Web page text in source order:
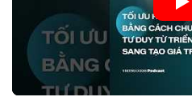
🎥 Xem video trực tiếp tại:
Nguồn: VIETSUCCESS